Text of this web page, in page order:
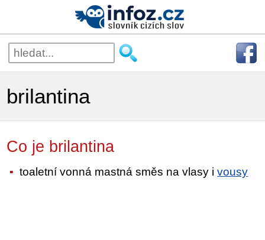
brilantina
Co je brilantina
toaletní vonná mastná směs na vlasy ivousy